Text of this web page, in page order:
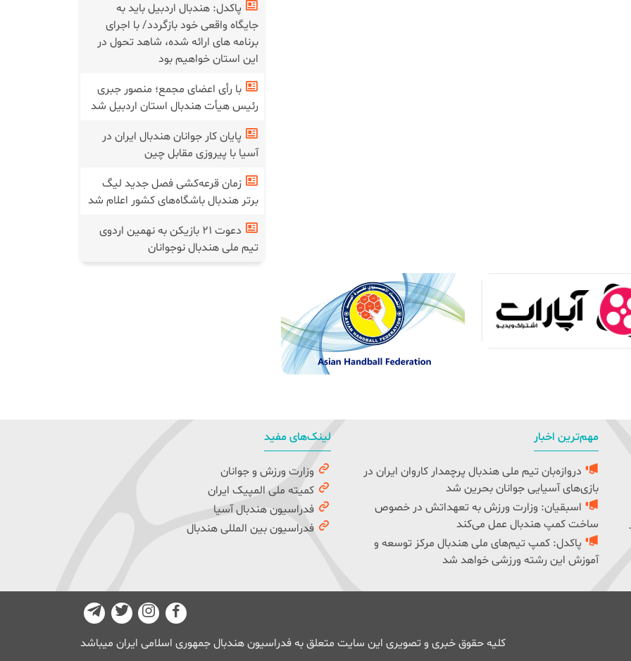
پاکدل: هندبال اردبیل باید به
جایگاه واقعی خود بازگردد/ با اجرای
برنامه های ارائه شده، شاهد تحول در
این استان خواهیم بود
با رأی اعضای مجمع؛ منصور جبری
رئیس هیأت هندبال استان اردبیل شد
پایان کار جوانان هندبال ایران در
آسیا با پیروزی مقابل چین
زمان قرعه‌کشی فصل جدید لیگ
برتر هندبال باشگاه‌های کشور اعلام شد
دعوت ۲۱ بازیکن به نهمین اردوی
تیم ملی هندبال نوجوانان
مهم‌ترین اخبار
دروازه‌بان تیم ملی هندبال پرچمدار کاروان ایران در
بازی‌های آسیایی جوانان بحرین شد
اسبقیان: وزارت ورزش به تعهداتش در خصوص
ساخت کمپ هندبال عمل می‌کند
پاکدل: کمپ تیم‌های ملی هندبال مرکز توسعه و
آموزش این رشته ورزشی خواهد شد
لینک‌های مفید
وزارت ورزش و جوانان
کمیته ملی المپیک ایران
فدراسیون هندبال آسیا
فدراسیون بین المللی هندبال
کلیه حقوق خبری و تصویری این سایت متعلق به فدراسیون هندبال جمهوری اسلامی ایران میباشد